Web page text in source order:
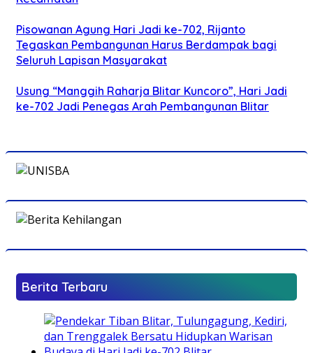
Pisowanan Agung Hari Jadi ke-702, Rijanto
Tegaskan Pembangunan Harus Berdampak bagi
Seluruh Lapisan Masyarakat
Usung “Manggih Raharja Blitar Kuncoro”, Hari Jadi
ke-702 Jadi Penegas Arah Pembangunan Blitar
Berita Terbaru